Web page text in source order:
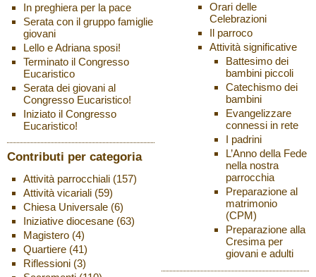
In preghiera per la pace
Serata con il gruppo famiglie
giovani
Lello e Adriana sposi!
Terminato il Congresso
Eucaristico
Serata dei giovani al
Congresso Eucaristico!
Iniziato il Congresso
Eucaristico!
Contributi per categoria
Attività parrocchiali(157)
Attività vicariali(59)
Chiesa Universale(6)
Iniziative diocesane(63)
Magistero(4)
Quartiere(41)
Riflessioni(3)
Orari delle
Celebrazioni
Il parroco
Attività significative
Battesimo dei
bambini piccoli
Catechismo dei
bambini
Evangelizzare
connessi in rete
I padrini
L’Anno della Fede
nella nostra
parrocchia
Preparazione al
matrimonio
(CPM)
Preparazione alla
Cresima per
giovani e adulti